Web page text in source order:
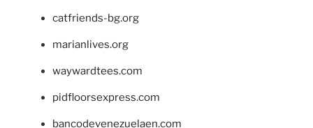
catfriends-bg.org
marianlives.org
waywardtees.com
pidfloorsexpress.com
bancodevenezuelaen.com